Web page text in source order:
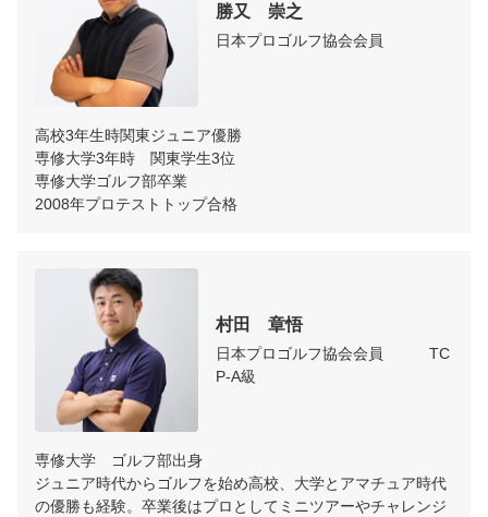
勝又　崇之
日本プロゴルフ協会会員
高校3年生時関東ジュニア優勝
専修大学3年時　関東学生3位
専修大学ゴルフ部卒業
2008年プロテストトップ合格
村田　章悟
日本プロゴルフ協会会員　　　TC
P-A級
専修大学　ゴルフ部出身
ジュニア時代からゴルフを始め高校、大学とアマチュア時代
の優勝も経験。卒業後はプロとしてミニツアーやチャレンジ